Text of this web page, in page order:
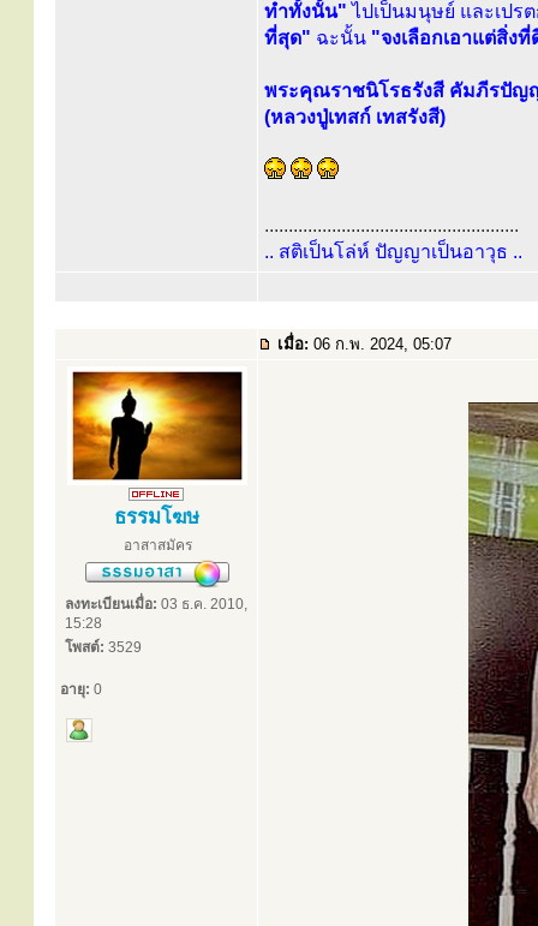
ทำทั้งนั้น" ไปเป็นมนุษย์ และเปร
ที่สุด" ฉะนั้น "จงเลือกเอาแต่สิ่ง
พระคุณราชนิโรธรังสี คัมภีรปัญ
(หลวงปู่เทสก์ เทสรังสี)
.....................................................
.. สติเป็นโล่ห์ ปัญญาเป็นอาวุธ ..
เมื่อ: 06 ก.พ. 2024, 05:07
ธรรมโฆษ
อาสาสมัคร
ลงทะเบียนเมื่อ: 03 ธ.ค. 2010,
15:28
โพสต์: 3529
อายุ: 0